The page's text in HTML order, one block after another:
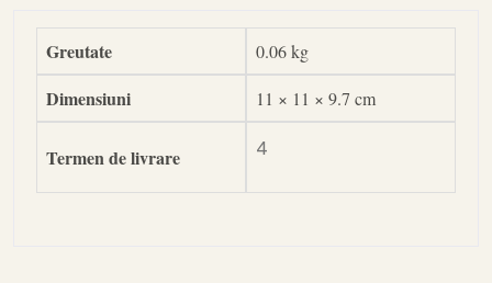
Greutate 0.06 kg
Dimensiuni 11 × 11 × 9.7 cm
Termen de livrare 4